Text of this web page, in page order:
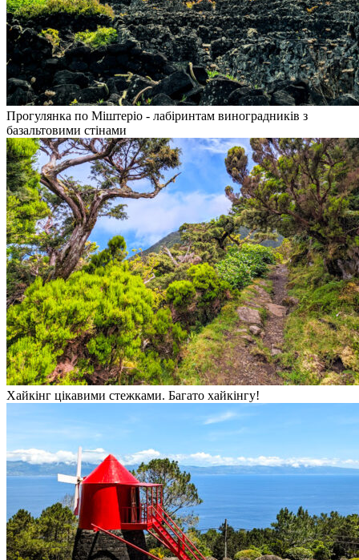
Прогулянка по Міштеріо - лабіринтам виноградників з
базальтовими стінами
Хайкінг цікавими стежками. Багато хайкінгу!